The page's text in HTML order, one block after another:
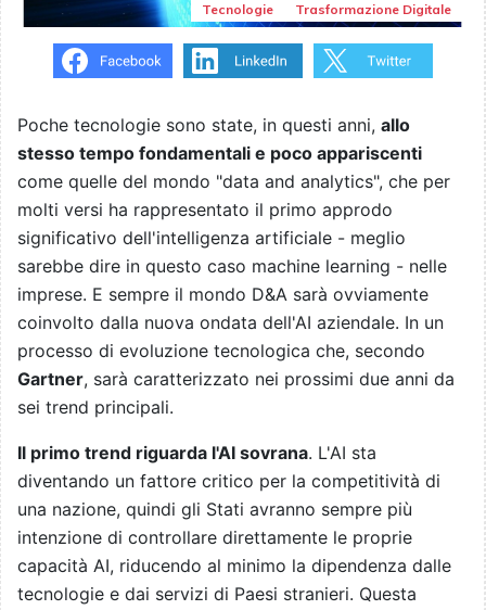
Tecnologie Trasformazione Digitale
Poche tecnologie sono state, in questi anni, allo
stesso tempo fondamentali e poco appariscenti
come quelle del mondo "data and analytics", che per
molti versi ha rappresentato il primo approdo
significativo dell'intelligenza artificiale - meglio
sarebbe dire in questo caso machine learning - nelle
imprese. E sempre il mondo D&A sarà ovviamente
coinvolto dalla nuova ondata dell'AI aziendale. In un
processo di evoluzione tecnologica che, secondo
Gartner, sarà caratterizzato nei prossimi due anni da
sei trend principali.
Il primo trend riguarda l'AI sovrana. L'AI sta
diventando un fattore critico per la competitività di
una nazione, quindi gli Stati avranno sempre più
intenzione di controllare direttamente le proprie
capacità AI, riducendo al minimo la dipendenza dalle
tecnologie e dai servizi di Paesi stranieri. Questa